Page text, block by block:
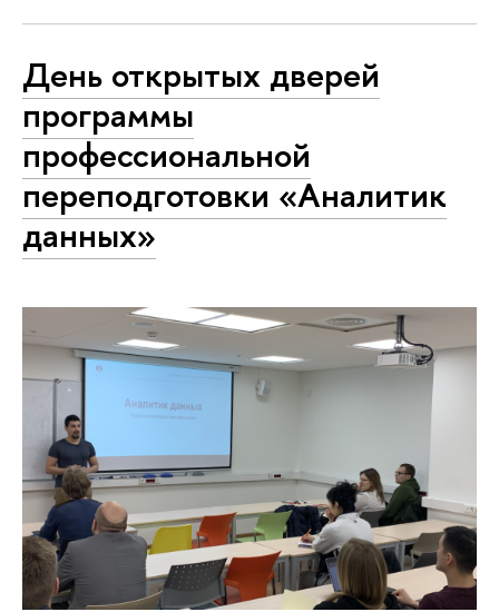
День открытых дверей
программы
профессиональной
переподготовки «Аналитик
данных»